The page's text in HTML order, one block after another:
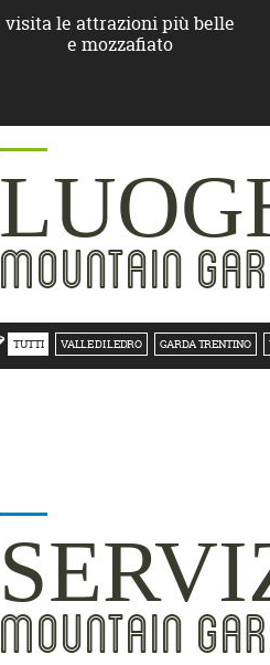
visita le attrazioni più belle
e mozzafiato
MOUNTAIN
TUTTI VALLE DI LEDRO GARDA TRENTINO
MOUNTAIN